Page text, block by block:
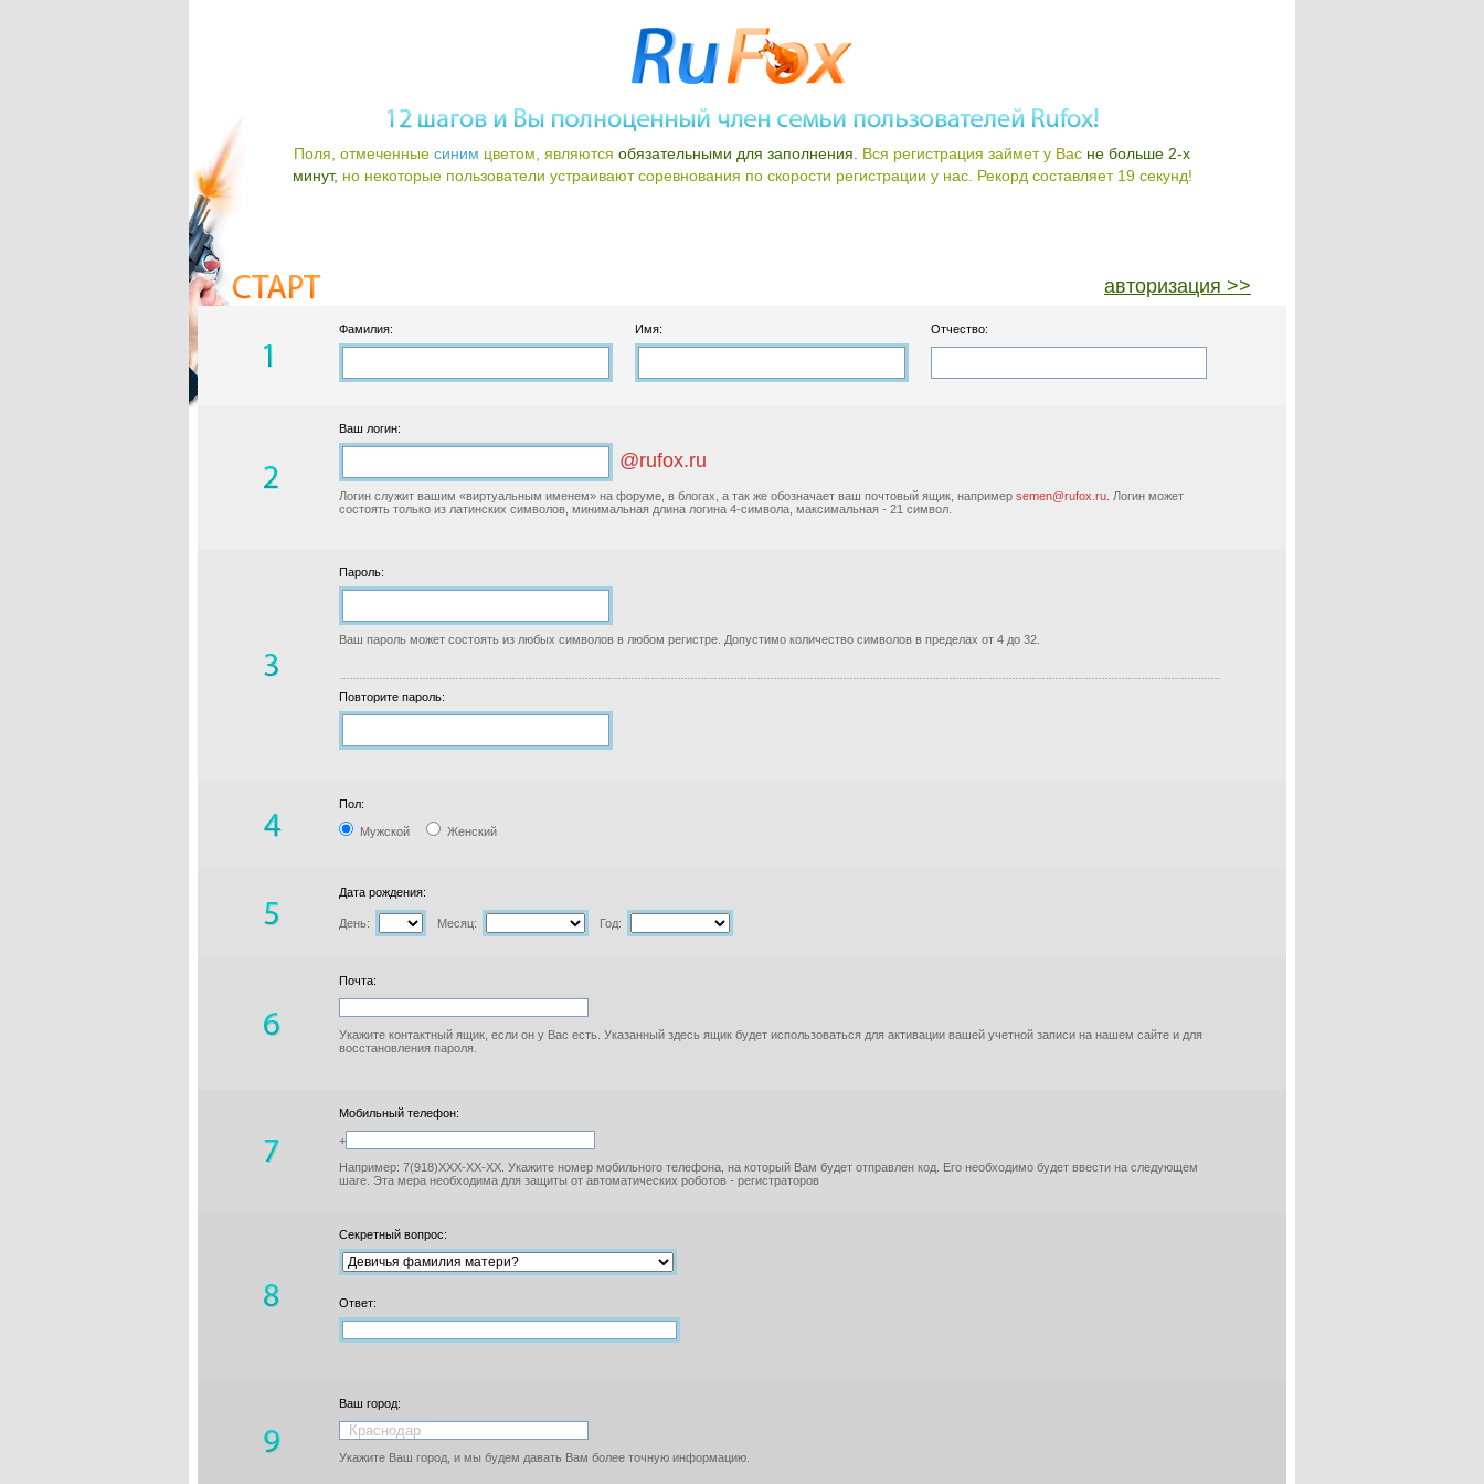
Поля, отмеченные синим цветом, являются обязательными для заполнения. Вся регистрация займет у Вас не больше 2-х
минут, но некоторые пользователи устраивают соревнования по скорости регистрации у нас. Рекорд составляет 19 секунд!
авторизация >>
Фамилия: Имя: Отчество:
Ваш логин:
@rufox.ru
Логин служит вашим «виртуальным именем» на форуме, в блогах, а так же обозначает ваш почтовый ящик, например semen@rufox.ru. Логин может
состоять только из латинских символов, минимальная длина логина 4-символа, максимальная - 21 символ.
Пароль:
Ваш пароль может состоять из любых символов в любом регистре. Допустимо количество символов в пределах от 4 до 32.
Повторите пароль:
Пол:
Мужской Женский
Дата рождения:
День: Месяц: Год:
Почта:
Укажите контактный ящик, если он у Вас есть. Указанный здесь ящик будет использоваться для активации вашей учетной записи на нашем сайте и для
восстановления пароля.
Мобильный телефон:
+
Например: 7(918)XXX-XX-XX. Укажите номер мобильного телефона, на который Вам будет отправлен код. Его необходимо будет ввести на следующем
шаге. Эта мера необходима для защиты от автоматических роботов - регистраторов
Секретный вопрос:
Ответ:
Ваш город:
Укажите Ваш город, и мы будем давать Вам более точную информацию.